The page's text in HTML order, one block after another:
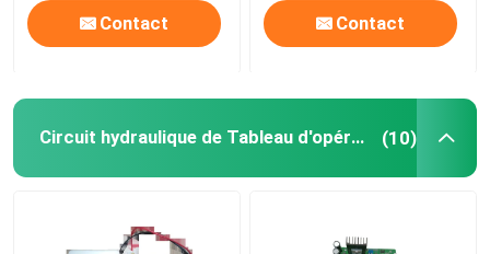
Contact Contact
Circuit hydraulique de Tableau d'opération (10)